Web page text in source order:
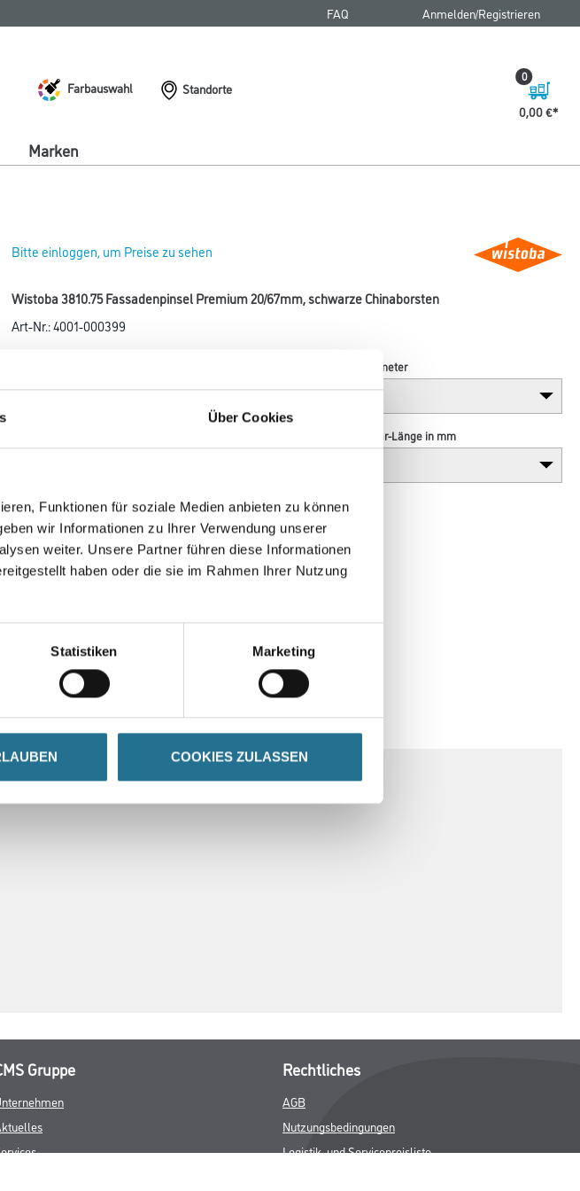
Über Cookies
Funktionen für soziale Medien anbieten zu können
wir Informationen zu Ihrer Verwendung unserer
weiter. Unsere Partner führen diese Informationen
haben oder die sie im Rahmen Ihrer Nutzung
Statistiken Marketing
COOKIES ZULASSEN
FAQ Anmelden/Registrieren
Farbauswahl
Standorte
0,00 €
0
Marken
Bitte einloggen, um Preise zu sehen
Wistoba 3810.75 Fassadenpinsel Premium 20/67mm, schwarze Chinaborsten
Art-Nr.:4001-000399
Breite in millimeter
Borsten- / Haar-Länge in mm
Umrechnungsfaktoren
GEFAHRENHINWEISE SPEZIFIKATIONEN
Gruppe Rechtliches
AGB
Nutzungsbedingungen
Logistik- und Servicepreisliste